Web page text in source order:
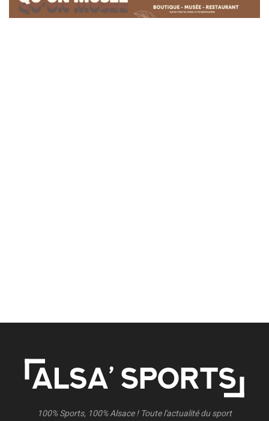
100% Sports, 100% Alsace ! Toute l'actualité du sport